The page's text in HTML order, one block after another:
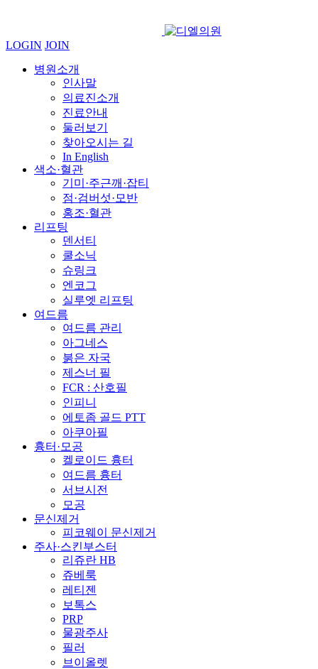
LOGIN JOIN
병원소개
인사말
의료진소개
진료안내
둘러보기
찾아오시는 길
In English
색소·혈관
기미·주근깨·잡티
점·검버섯·모반
홍조·혈관
리프팅
덴서티
쿨소닉
슈링크
엔코그
실루엣 리프팅
여드름
여드름 관리
아그네스
붉은 자국
제스너 필
FCR : 산호필
인피니
에토좀 골드 PTT
아쿠아필
흉터·모공
켈로이드 흉터
여드름 흉터
서브시전
모공
문신제거
피코웨이 문신제거
주사·스킨부스터
리쥬란 HB
쥬베룩
레티젠
보톡스
PRP
물광주사
필러
브이올렛